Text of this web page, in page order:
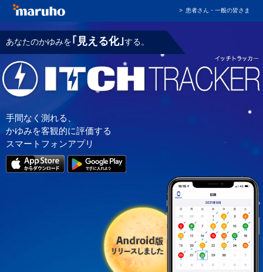
患者さん・一般の皆さま
あなたのかゆみを｢見える化｣する。
手間なく測れる、
かゆみを客観的に評価する
スマートフォンアプリ